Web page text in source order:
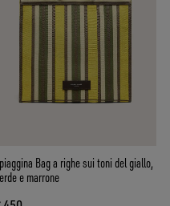
Bag a righe sui toni del giallo,
e marrone